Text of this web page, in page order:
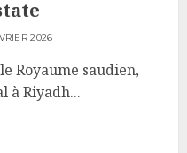
2026
Royaume saudien,
à Riyadh...